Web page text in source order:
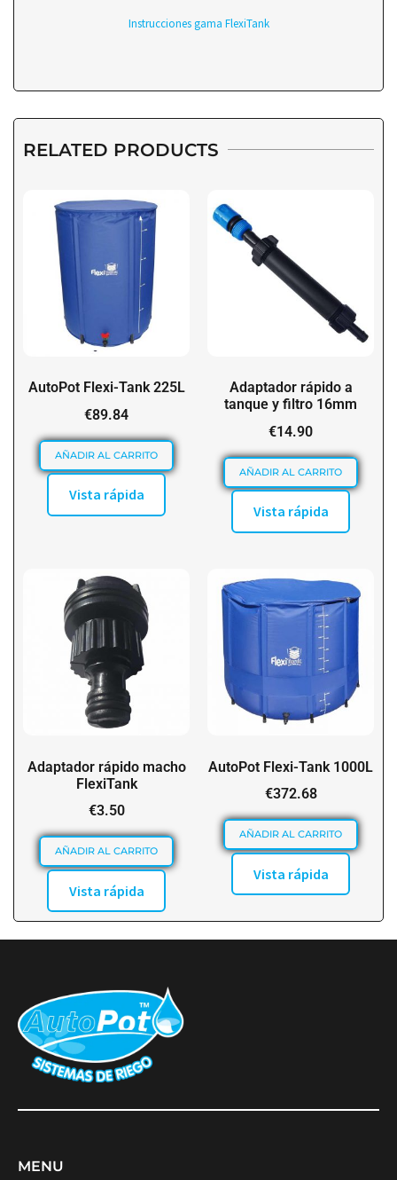
Instrucciones gama FlexiTank
RELATED PRODUCTS
AutoPot Flexi-Tank 225L
€89.84
AÑADIR AL CARRITO
Vista rápida
Adaptador rápido a
tanque y filtro 16mm
€14.90
AÑADIR AL CARRITO
Vista rápida
Adaptador rápido macho
FlexiTank
€3.50
AÑADIR AL CARRITO
Vista rápida
AutoPot Flexi-Tank 1000L
€372.68
AÑADIR AL CARRITO
Vista rápida
MENU